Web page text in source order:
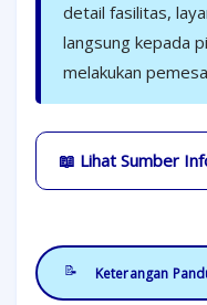
detail fasilitas,
langsung kepada
melakukan
📖 Lihat Sumber
📝 Keterangan